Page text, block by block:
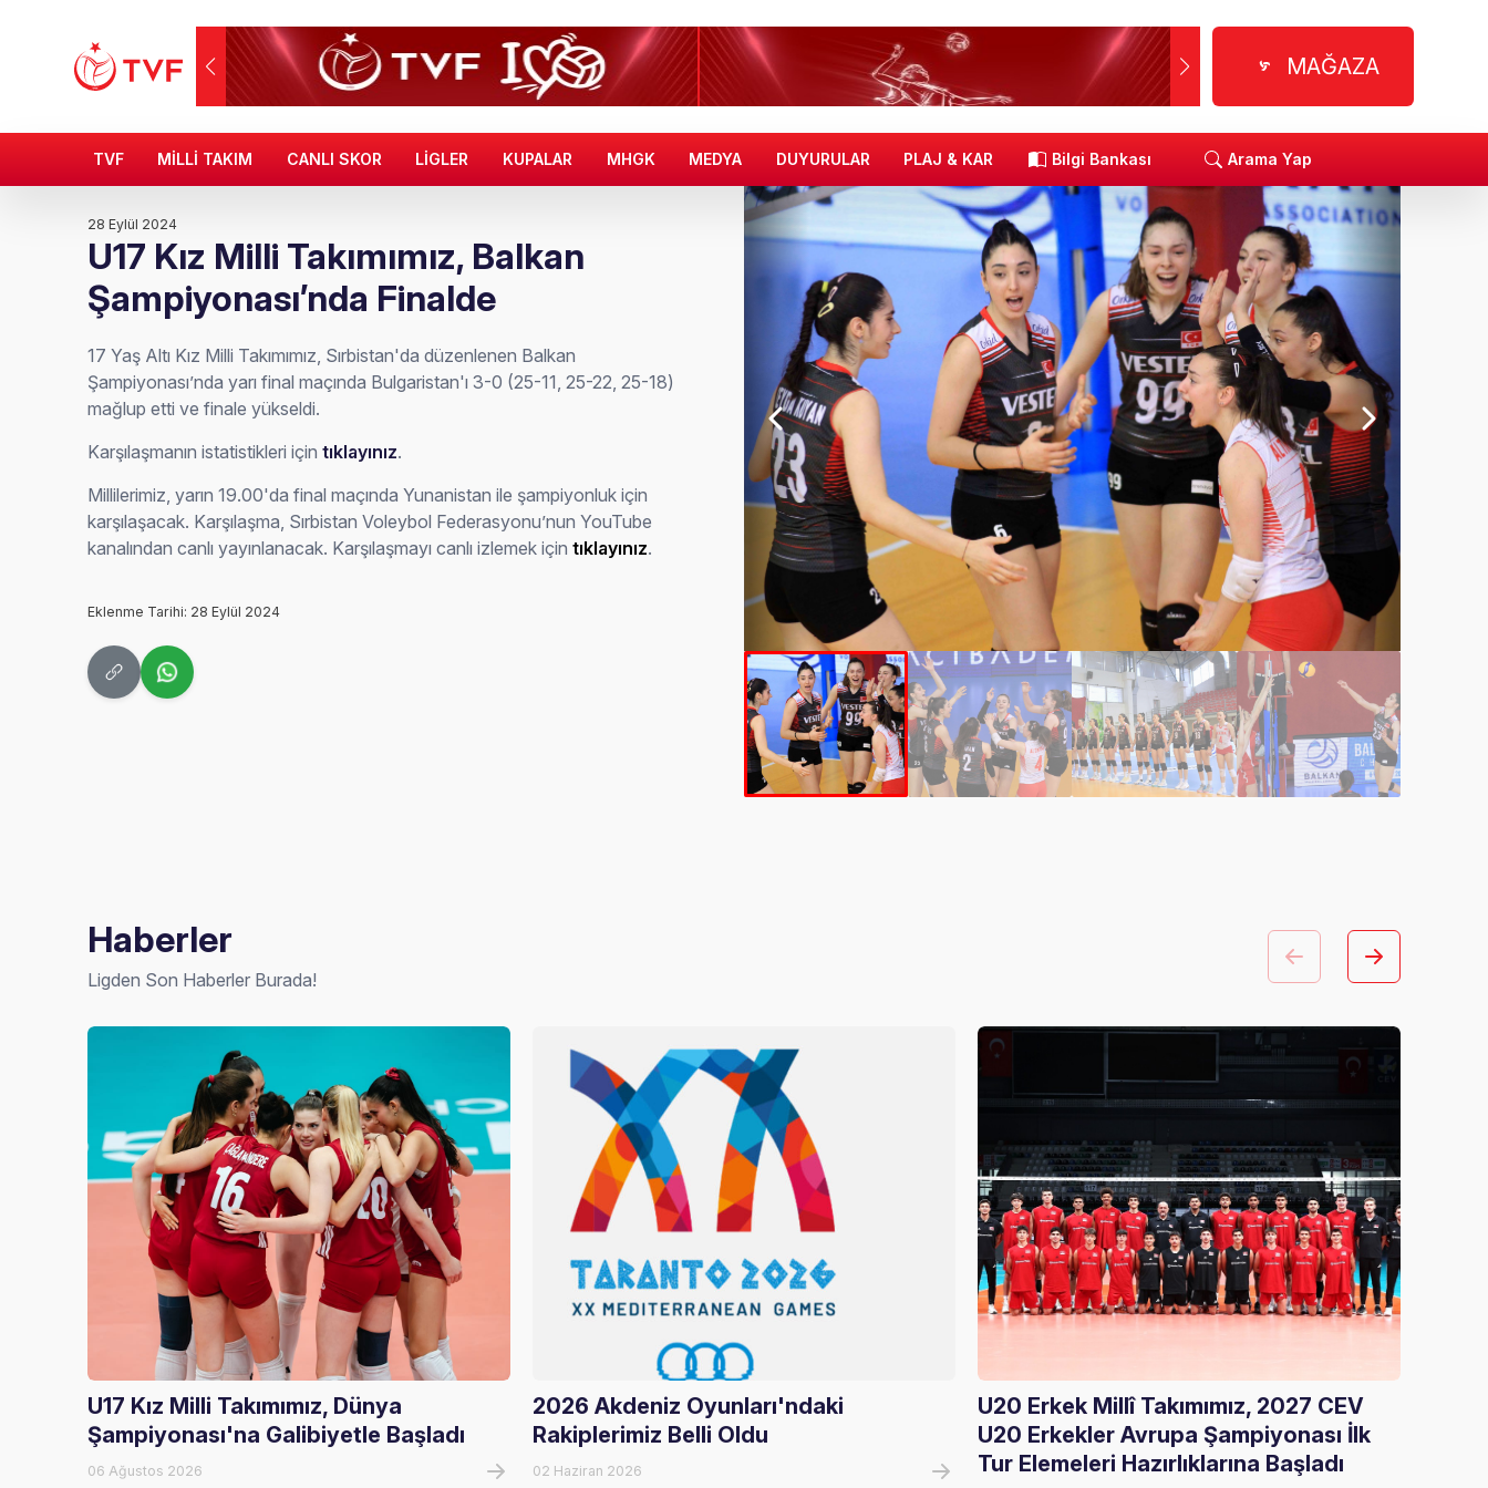
MAĞAZA
TVF MİLLİ TAKIM CANLI SKOR LİGLER KUPALAR MHGK MEDYA DUYURULAR PLAJ & KAR Bilgi Bankası Arama Yap
28 Eylül 2024
U17 Kız Milli Takımımız, Balkan
Şampiyonası’nda Finalde
17 Yaş Altı Kız Milli Takımımız, Sırbistan'da düzenlenen Balkan
Şampiyonası’nda yarı final maçında Bulgaristan'ı 3-0 (25-11, 25-22, 25-18)
mağlup etti ve finale yükseldi.
Karşılaşmanın istatistikleri içintıklayınız.
Millilerimiz, yarın 19.00'da final maçında Yunanistan ile şampiyonluk için
karşılaşacak. Karşılaşma, Sırbistan Voleybol Federasyonu’nun YouTube
kanalından canlı yayınlanacak. Karşılaşmayı canlı izlemek içintıklayınız.
Eklenme Tarihi: 28 Eylül 2024
Haberler
Ligden Son Haberler Burada!
U17 Kız Milli Takımımız, Dünya
Şampiyonası'na Galibiyetle Başladı
06 Ağustos 2026
2026 Akdeniz Oyunları'ndaki
Rakiplerimiz Belli Oldu
02 Haziran 2026
U20 Erkek Millî Takımımız, 2027 CEV
U20 Erkekler Avrupa Şampiyonası İlk
Tur Elemeleri Hazırlıklarına Başladı